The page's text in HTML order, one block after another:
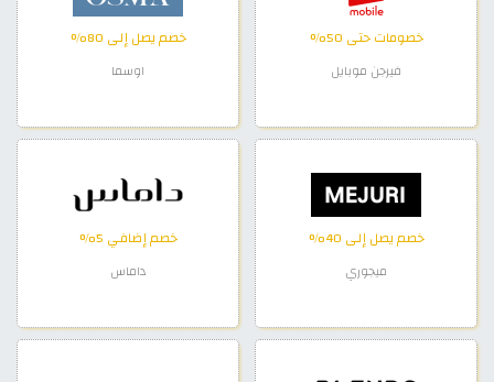
خصومات حتى 50%
فيرجن موبايل
خصم يصل إلى 80%
اوسما
خصم يصل إلى 40%
ميجوري
خصم إضافي 5%
داماس